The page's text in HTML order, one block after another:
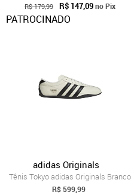
R$ 179,99 R$ 147,09no Pix
PATROCINADO
adidas Originals
Tênis Tokyo adidas Originals Branco
R$ 599,99